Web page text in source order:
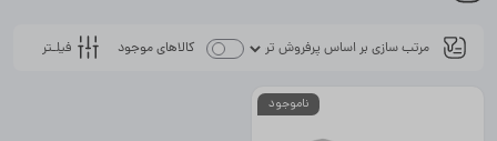
فیلـتر کالاهای موجود
ناموجود